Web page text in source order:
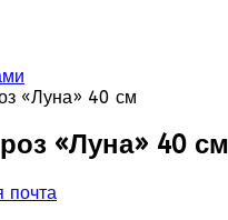
«Луна» 40 см
«Луна» 40 см
почта